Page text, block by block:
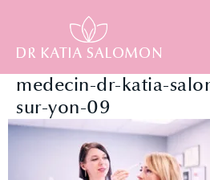
medecin-dr-katia-
sur-yon-09